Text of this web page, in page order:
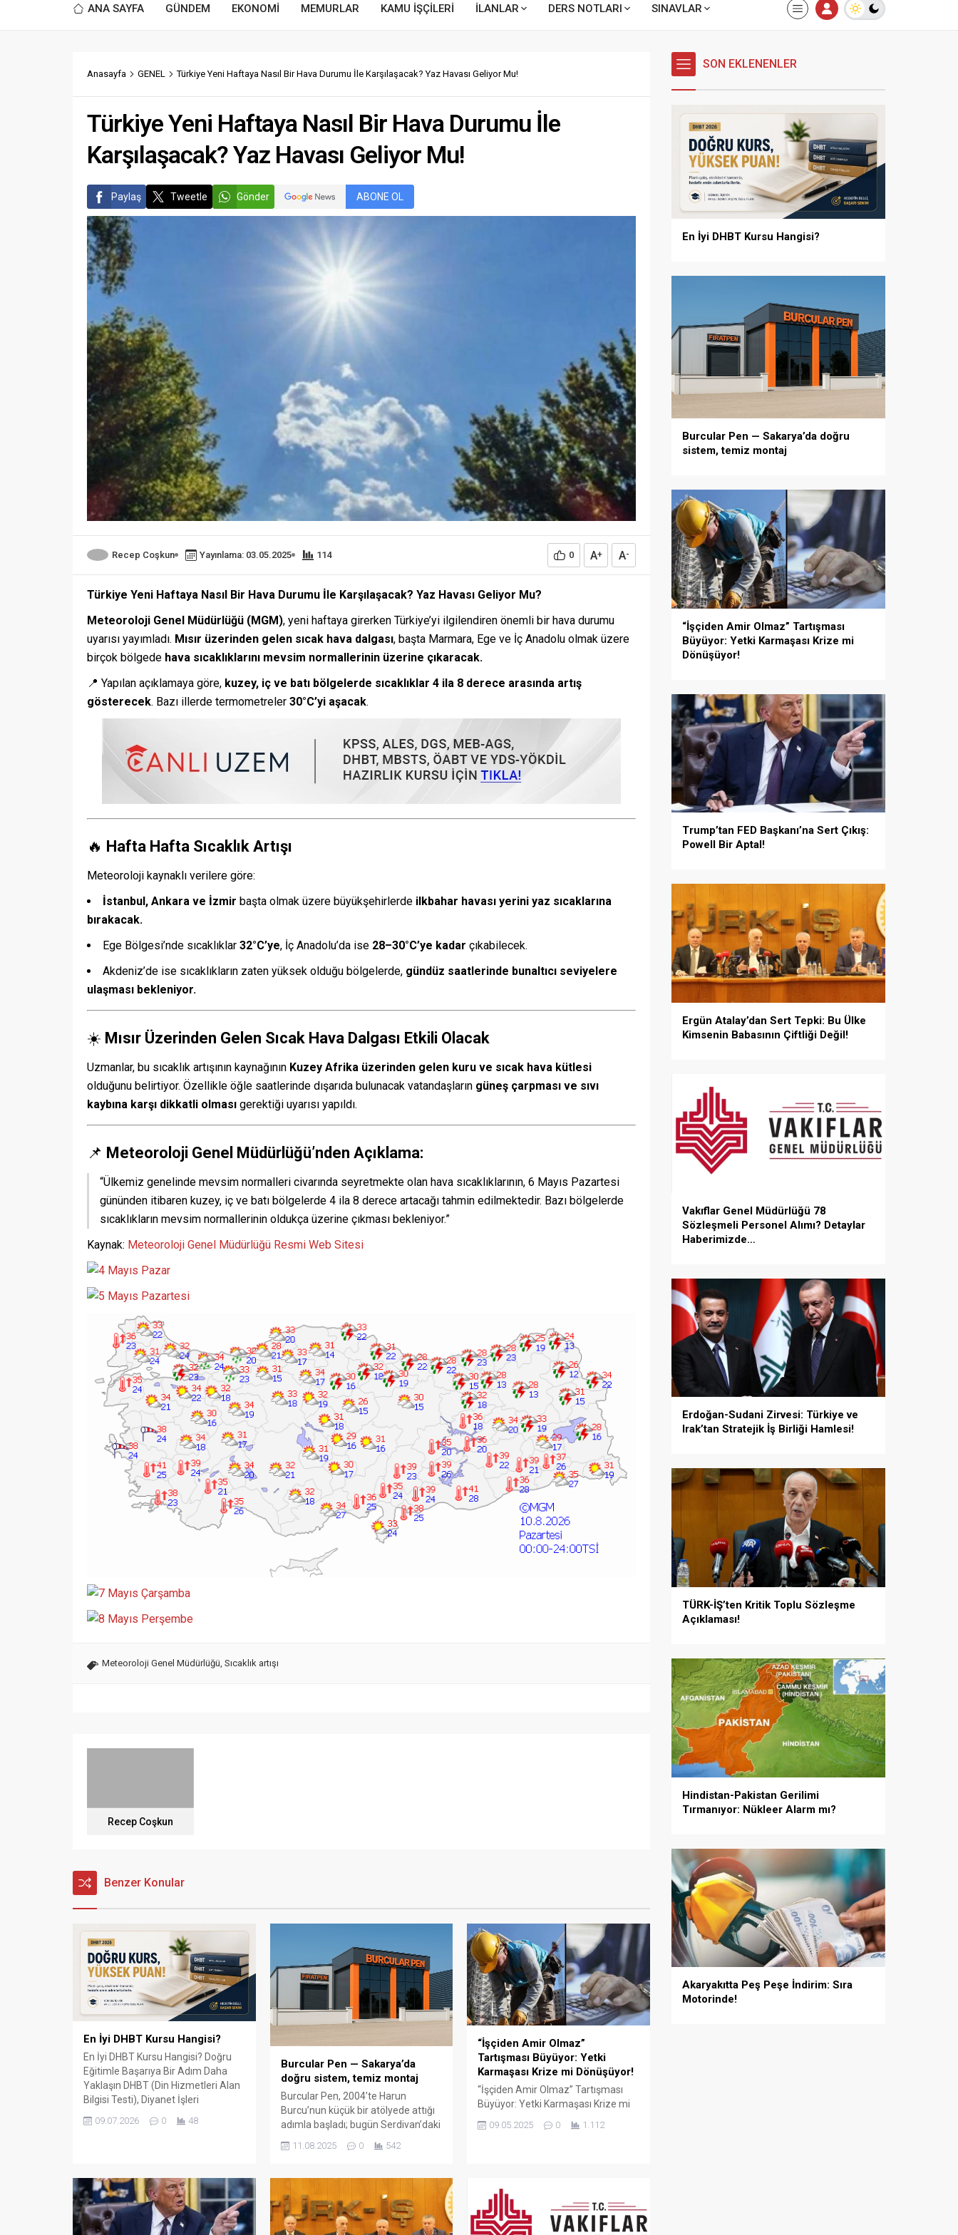
ANA SAYFA GÜNDEM EKONOMİ MEMURLAR KAMU İŞÇİLERİ İLANLAR DERS NOTLARI SINAVLAR
Anasayfa GENEL Türkiye Yeni Haftaya Nasıl Bir Hava Durumu İle Karşılaşacak? Yaz Havası Geliyor Mu!
Türkiye Yeni Haftaya Nasıl Bir Hava Durumu İle
Karşılaşacak? Yaz Havası Geliyor Mu!
Paylaş Tweetle Gönder ABONE OL
Recep Coşkun Yayınlama: 03.05.2025 114 0 A+ A-
Türkiye Yeni Haftaya Nasıl Bir Hava Durumu İle Karşılaşacak? Yaz Havası Geliyor Mu?
Meteoroloji Genel Müdürlüğü (MGM), yeni haftaya girerken Türkiye’yi ilgilendiren önemli bir hava durumu
uyarısı yayımladı. Mısır üzerinden gelen sıcak hava dalgası, başta Marmara, Ege ve İç Anadolu olmak üzere
birçok bölgede hava sıcaklıklarını mevsim normallerinin üzerine çıkaracak.
📍 Yapılan açıklamaya göre, kuzey, iç ve batı bölgelerde sıcaklıklar 4 ila 8 derece arasında artış
gösterecek. Bazı illerde termometreler 30°C’yi aşacak.
🔥 Hafta Hafta Sıcaklık Artışı
Meteoroloji kaynaklı verilere göre:
İstanbul, Ankara ve İzmir başta olmak üzere büyükşehirlerde ilkbahar havası yerini yaz sıcaklarına
bırakacak.
Ege Bölgesi’nde sıcaklıklar 32°C’ye, İç Anadolu’da ise 28–30°C’ye kadar çıkabilecek.
Akdeniz’de ise sıcaklıkların zaten yüksek olduğu bölgelerde, gündüz saatlerinde bunaltıcı seviyelere
ulaşması bekleniyor.
☀️ Mısır Üzerinden Gelen Sıcak Hava Dalgası Etkili Olacak
Uzmanlar, bu sıcaklık artışının kaynağının Kuzey Afrika üzerinden gelen kuru ve sıcak hava kütlesi
olduğunu belirtiyor. Özellikle öğle saatlerinde dışarıda bulunacak vatandaşların güneş çarpması ve sıvı
kaybına karşı dikkatli olması gerektiği uyarısı yapıldı.
📌 Meteoroloji Genel Müdürlüğü’nden Açıklama:
“Ülkemiz genelinde mevsim normalleri civarında seyretmekte olan hava sıcaklıklarının, 6 Mayıs Pazartesi
gününden itibaren kuzey, iç ve batı bölgelerde 4 ila 8 derece artacağı tahmin edilmektedir. Bazı bölgelerde
sıcaklıkların mevsim normallerinin oldukça üzerine çıkması bekleniyor.”
Kaynak: Meteoroloji Genel Müdürlüğü Resmi Web Sitesi
Meteoroloji Genel Müdürlüğü, Sıcaklık artışı
Recep Coşkun
Benzer Konular
En İyi DHBT Kursu Hangisi?
En İyi DHBT Kursu Hangisi? Doğru
Eğitimle Başarıya Bir Adım Daha
Yaklaşın DHBT (Din Hizmetleri Alan
Bilgisi Testi), Diyanet İşleri
Başkanlığında görev almak isteyen
adaylar için büyük önem taşıyan bir
Ancak en sık sorulan sorulardan...
09.07.2026 0 48
Burcular Pen — Sakarya’da
doğru sistem, temiz montaj
Burcular Pen, 2004’te Harun
Burcu’nun küçük bir atölyede attığı
adımla başladı; bugün Serdivan’daki
kapalı üretim alanıyla, Sakarya ve
balkon, kış bahçesi, panjur ve
küpeşte çözümlerini tek çatı altında
sunuyor. Fıratpen kurumsal bayiliği
ile çalışıyor olmamız; profil kalitesi,
11.08.2025 0 542
“İşçiden Amir Olmaz”
Tartışması Büyüyor: Yetki
Karmaşası Krize mi Dönüşüyor!
“İşçiden Amir Olmaz” Tartışması
Büyüyor: Yetki Karmaşası Krize mi
çalışanları arasında büyüyen “yetki
açıklamaları, bazı memur
sendikalarının kamu işçilerine
yönelik yaklaşımlarını gözler önüne
serdi. Atalay, bazı memur
09.05.2025 0 1.112
SON EKLENENLER
En İyi DHBT Kursu Hangisi?
Burcular Pen — Sakarya’da doğru
sistem, temiz montaj
“İşçiden Amir Olmaz” Tartışması
Büyüyor: Yetki Karmaşası Krize mi
Dönüşüyor!
Trump’tan FED Başkanı’na Sert Çıkış:
Powell Bir Aptal!
Ergün Atalay’dan Sert Tepki: Bu Ülke
Kimsenin Babasının Çiftliği Değil!
Vakıflar Genel Müdürlüğü 78
Sözleşmeli Personel Alımı? Detaylar
Haberimizde…
Erdoğan-Sudani Zirvesi: Türkiye ve
Irak’tan Stratejik İş Birliği Hamlesi!
TÜRK-İŞ’ten Kritik Toplu Sözleşme
Açıklaması!
Hindistan-Pakistan Gerilimi
Tırmanıyor: Nükleer Alarm mı?
Akaryakıtta Peş Peşe İndirim: Sıra
Motorinde!